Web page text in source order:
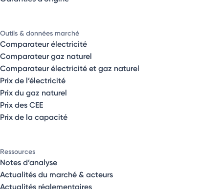
Outils & données marché
Comparateur électricité
Comparateur gaz naturel
Comparateur électricité et gaz naturel
Prix de l’électricité
Prix du gaz naturel
Prix des CEE
Prix de la capacité
Ressources
Notes d’analyse
Actualités du marché & acteurs
Actualités réglementaires